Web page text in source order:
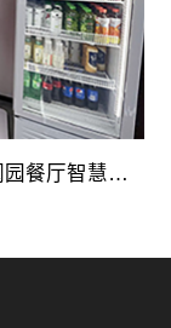
按克计价、杜绝浪费，南京审计大学润园餐厅智慧自助餐